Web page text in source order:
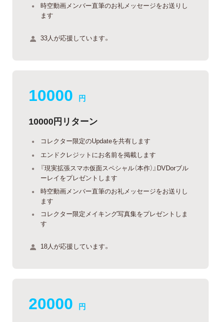
時空動画メンバー直筆のお礼メッセージをお送りし
ます
33人が応援しています。
10000 円
10000円リターン
コレクター限定のUpdateを共有します
エンドクレジットにお名前を掲載します
『現実拡張スマホ仮面スペシャル（本作）』DVDorブル
ーレイをプレゼントします
時空動画メンバー直筆のお礼メッセージをお送りし
ます
コレクター限定メイキング写真集をプレゼントしま
す
18人が応援しています。
20000 円